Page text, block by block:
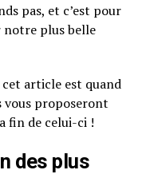
pas, et c’est pour
notre plus belle
cet article est quand
vous proposeront
fin de celui-ci !
des plus